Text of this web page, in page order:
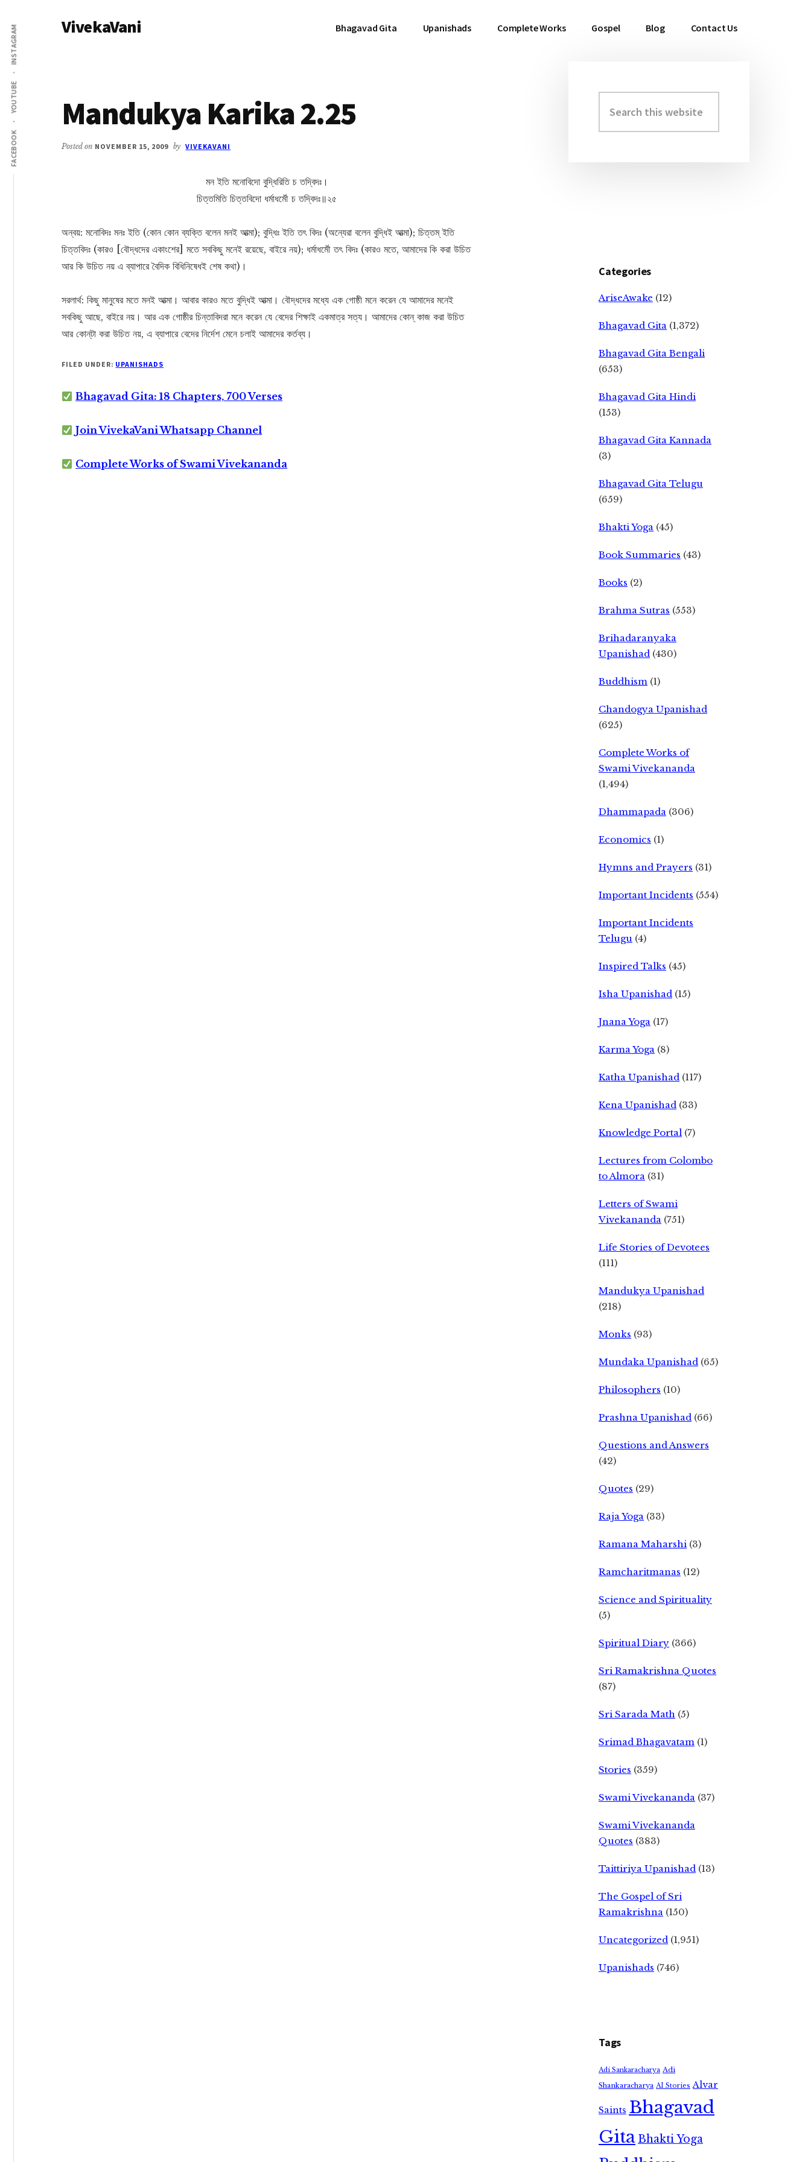
main
content
primary
sidebar
Additional
menu
FACEBOOK
YOUTUBE
INSTAGRAM VivekaVani Bhagavad Gita Upanishads Complete Works Gospel Blog Contact Us
Mandukya Karika 2.25
Posted on NOVEMBER 15, 2009 by VIVEKAVANI
মন ইতি মনোবিদো বুদ্ধিরিতি চ তদ্বিদঃ।
চিত্তমিতি চিত্তবিদো ধর্মাধর্মৌ চ তদ্বিদঃ॥২৫
অন্বয়: মনোবিদঃ মনঃ ইতি (কোন কোন ব্যক্তি বলেন মনই আত্মা); বুদ্ধিঃ ইতি তৎ বিদঃ (অন্যেরা বলেন বুদ্ধিই আত্মা); চিত্তম্ ইতি
চিত্তবিদঃ (কারও [বৌদ্ধদের একাংশের] মতে সবকিছু মনেই রয়েছে, বাইরে নয়); ধর্মাধর্মৌ তৎ বিদঃ (কারও মতে, আমাদের কি করা উচিত
আর কি উচিত নয় এ ব্যাপারে বৈদিক বিধিনিষেধই শেষ কথা)।
সরলার্থ: কিছু মানুষের মতে মনই আত্মা। আবার কারও মতে বুদ্ধিই আত্মা। বৌদ্ধদের মধ্যে এক গোষ্ঠী মনে করেন যে আমাদের মনেই
সবকিছু আছে, বাইরে নয়। আর এক গোষ্ঠীর চিন্তাবিদরা মনে করেন যে বেদের শিক্ষাই একমাত্র সত্য। আমাদের কোন্ কাজ করা উচিত
আর কোন্‌টা করা উচিত নয়, এ ব্যাপারে বেদের নির্দেশ মেনে চলাই আমাদের কর্তব্য।
FILED UNDER: UPANISHADS
Bhagavad Gita: 18 Chapters, 700 Verses
Join VivekaVani Whatsapp Channel
Complete Works of Swami Vivekananda
Primary
Sidebar
this
website
Categories
AriseAwake (12)
Bhagavad Gita (1,372)
Bhagavad Gita Bengali
(653)
Bhagavad Gita Hindi
(153)
Bhagavad Gita Kannada
(3)
Bhagavad Gita Telugu
(659)
Bhakti Yoga (45)
Book Summaries (43)
Books (2)
Brahma Sutras (553)
Brihadaranyaka
Upanishad (430)
Buddhism (1)
Chandogya Upanishad
(625)
Complete Works of
Swami Vivekananda
(1,494)
Dhammapada (306)
Economics (1)
Hymns and Prayers (31)
Important Incidents (554)
Important Incidents
Telugu (4)
Inspired Talks (45)
Isha Upanishad (15)
Jnana Yoga (17)
Karma Yoga (8)
Katha Upanishad (117)
Kena Upanishad (33)
Knowledge Portal (7)
Lectures from Colombo
to Almora (31)
Letters of Swami
Vivekananda (751)
Life Stories of Devotees
(111)
Mandukya Upanishad
(218)
Monks (93)
Mundaka Upanishad (65)
Philosophers (10)
Prashna Upanishad (66)
Questions and Answers
(42)
Quotes (29)
Raja Yoga (33)
Ramana Maharshi (3)
Ramcharitmanas (12)
Science and Spirituality
(5)
Spiritual Diary (366)
Sri Ramakrishna Quotes
(87)
Sri Sarada Math (5)
Srimad Bhagavatam (1)
Stories (359)
Swami Vivekananda (37)
Swami Vivekananda
Quotes (383)
Taittiriya Upanishad (13)
The Gospel of Sri
Ramakrishna (150)
Uncategorized (1,951)
Upanishads (746)
Tags
Adi Sankaracharya Adi
Shankaracharya AI Stories Alvar
Saints Bhagavad
GitaBhakti Yoga